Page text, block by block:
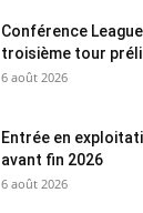
Conférence
troisième tour
6 août 2026
Entrée en
avant fin 2026
6 août 2026